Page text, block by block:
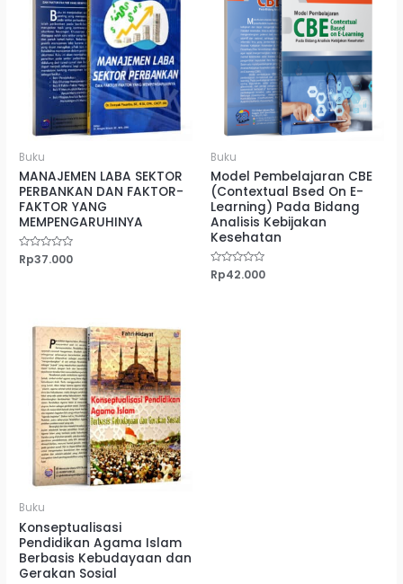
Buku
MANAJEMEN LABA SEKTOR
PERBANKAN DAN FAKTOR-
FAKTOR YANG
MEMPENGARUHINYA
Dinilai
0
Rp37.000
Buku
Model Pembelajaran CBE
(Contextual Bsed On E-
Learning) Pada Bidang
Analisis Kebijakan
Kesehatan
Dinilai
0
Rp42.000
Buku
Konseptualisasi
Pendidikan Agama Islam
Berbasis Kebudayaan dan
Gerakan Sosial